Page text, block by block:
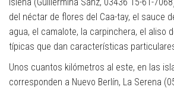
del néctar de flores del Caa-tay, el sauce
agua, el camalote, la carpinchera, el aliso
típicas que dan características
Unos cuantos kilómetros al este, en las
corresponden a Nuevo Berlín, La Serena